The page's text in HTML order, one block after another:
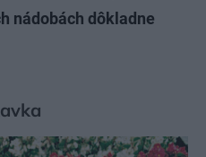
nádobách dôkladne